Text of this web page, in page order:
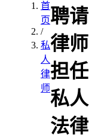
首
页
/
私
人
律
师
聘请
律师
担任
私人
法律